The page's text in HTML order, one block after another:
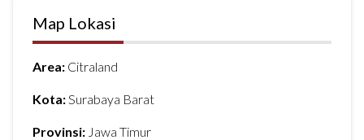
Map Lokasi
Area: Citraland
Kota:Surabaya Barat
Provinsi: Jawa Timur